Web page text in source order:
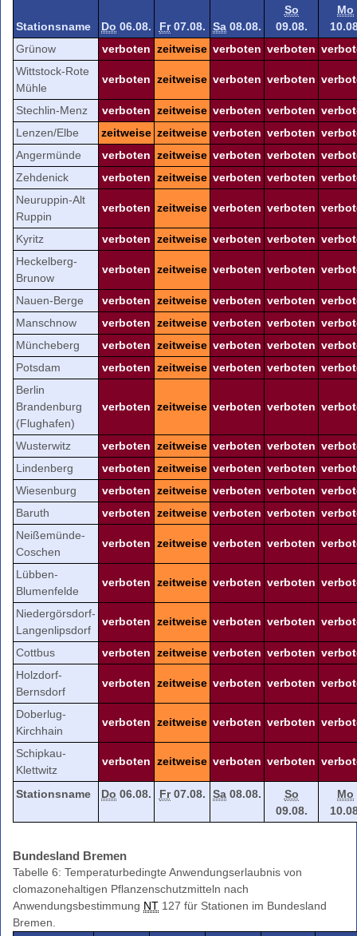
Stationsname Do 06.08. Fr07.08. Sa 08.08.
So
09.08.
Mo
Grünow
verboten zeitweise verboten verboten
Wittstock-Rote
Mühle
verboten zeitweise verboten verboten
Stechlin-Menz verboten zeitweise verboten verboten
Lenzen/Elbe
zeitweise zeitweise verboten verboten
Angermünde
verboten zeitweise verboten verboten
Zehdenick
verboten zeitweise verboten verboten
Neuruppin-Alt
Ruppin
verboten zeitweise verboten verboten
Kyritz verboten zeitweise verboten verboten
Heckelberg-
Brunow
verboten zeitweise verboten verboten
Nauen-Berge verboten zeitweise verboten verboten
Manschnow
verboten zeitweise verboten verboten
Müncheberg
verboten zeitweise verboten verboten
Potsdam
verboten zeitweise verboten verboten
Berlin
Brandenburg
(Flughafen)
verboten zeitweise verboten verboten
Wusterwitz verboten zeitweise verboten verboten
Lindenberg
verboten zeitweise verboten verboten
Wiesenburg
verboten zeitweise verboten verboten
Baruth
verboten zeitweise verboten verboten
Neißemünde-
Coschen
verboten zeitweise verboten verboten
Lübben-
Blumenfelde
verboten zeitweise verboten verboten
Niedergörsdorf-
Langenlipsdorf
verboten zeitweise verboten verboten
Cottbus verboten zeitweise verboten verboten
Holzdorf-
Bernsdorf
verboten zeitweise verboten verboten
Doberlug-
Kirchhain
verboten zeitweise verboten verboten
Schipkau-
Klettwitz
verboten zeitweise verboten verboten
Stationsname Do 06.08. Fr07.08. Sa 08.08.
So
09.08.
Mo
Bundesland Bremen
Tabelle 6: Temperaturbedingte Anwendungserlaubnis von
clomazonehaltigen Pflanzenschutzmitteln nach
Anwendungsbestimmung NT 127 für Stationen im Bundesland
Bremen.